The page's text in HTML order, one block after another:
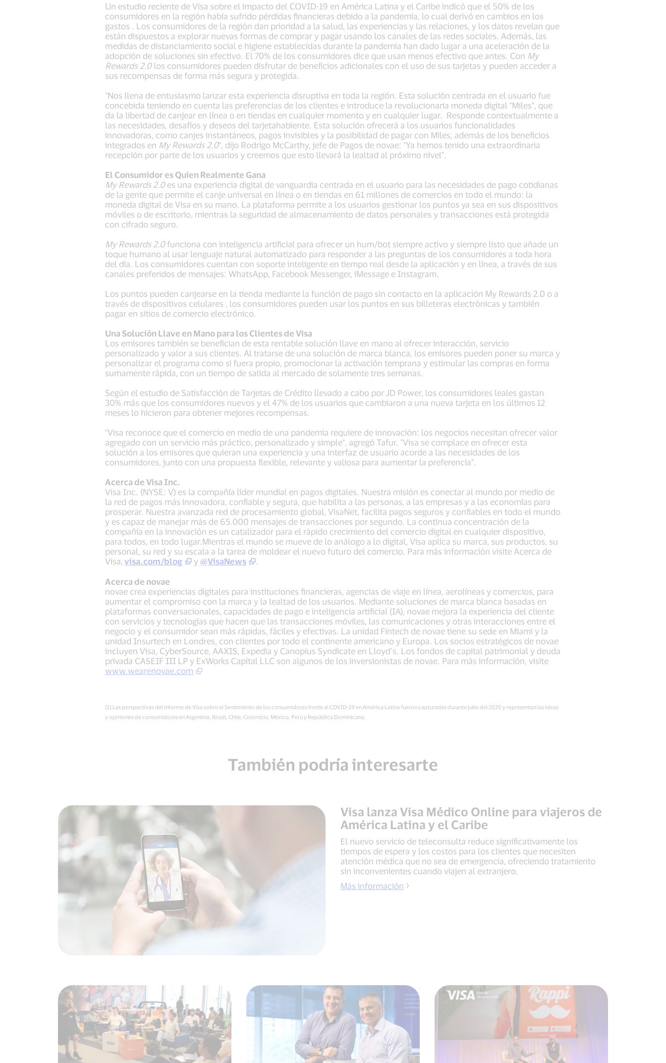
Un estudio reciente de Visa sobre el impacto del COVID-19 en América Latina y el Caribe indicó que el 50% de los
consumidores en la región había sufrido pérdidas financieras debido a la pandemia, lo cual derivó en cambios en los
gastos . Los consumidores de la región dan prioridad a la salud, las experiencias y las relaciones, y los datos revelan que
están dispuestos a explorar nuevas formas de comprar y pagar usando los canales de las redes sociales. Además, las
medidas de distanciamiento social e higiene establecidas durante la pandemia han dado lugar a una aceleración de la
adopción de soluciones sin efectivo. El 70% de los consumidores dice que usan menos efectivo que antes. Con My
Rewards 2.0los consumidores pueden disfrutar de beneficios adicionales con el uso de sus tarjetas y pueden acceder a
sus recompensas de forma más segura y protegida.
"Nos llena de entusiasmo lanzar esta experiencia disruptiva en toda la región. Esta solución centrada en el usuario fue
concebida teniendo en cuenta las preferencias de los clientes e introduce la revolucionaria moneda digital "Miles", que
da la libertad de canjear en línea o en tiendas en cualquier momento y en cualquier lugar. Responde contextualmente a
las necesidades, desafíos y deseos del tarjetahabiente. Esta solución ofrecerá a los usuarios funcionalidades
innovadoras, como canjes instantáneos, pagos invisibles y la posibilidad de pagar con Miles, además de los beneficios
integrados en My Rewards 2.0", dijo Rodrigo McCarthy, jefe de Pagos de novae: "Ya hemos tenido una extraordinaria
recepción por parte de los usuarios y creemos que esto llevará la lealtad al próximo nivel".
El Consumidor es Quien Realmente Gana
My Rewards 2.0 es una experiencia digital de vanguardia centrada en el usuario para las necesidades de pago cotidianas
de la gente que permite el canje universal en línea o en tiendas en 61 millones de comercios en todo el mundo: la
moneda digital de Visa en su mano. La plataforma permite a los usuarios gestionar los puntos ya sea en sus dispositivos
móviles o de escritorio, mientras la seguridad de almacenamiento de datos personales y transacciones está protegida
con cifrado seguro.
My Rewards 2.0funciona con inteligencia artificial para ofrecer un hum/bot siempre activo y siempre listo que añade un
toque humano al usar lenguaje natural automatizado para responder a las preguntas de los consumidores a toda hora
del día. Los consumidores cuentan con soporte inteligente en tiempo real desde la aplicación y en línea, a través de sus
canales preferidos de mensajes: WhatsApp, Facebook Messenger, iMessage e Instagram.
Los puntos pueden canjearse en la tienda mediante la función de pago sin contacto en la aplicación My Rewards 2.0 o a
través de dispositivos celulares , los consumidores pueden usar los puntos en sus billeteras electrónicas y también
pagar en sitios de comercio electrónico.
Una Solución Llave en Mano para los Clientes de Visa
Los emisores también se benefician de esta rentable solución llave en mano al ofrecer interacción, servicio
personalizado y valor a sus clientes. Al tratarse de una solución de marca blanca, los emisores pueden poner su marca y
personalizar el programa como si fuera propio, promocionar la activación temprana y estimular las compras en forma
sumamente rápida, con un tiempo de salida al mercado de solamente tres semanas.
Según el estudio de Satisfacción de Tarjetas de Crédito llevado a cabo por JD Power, los consumidores leales gastan
30% más que los consumidores nuevos y el 47% de los usuarios que cambiaron a una nueva tarjeta en los últimos 12
meses lo hicieron para obtener mejores recompensas.
"Visa reconoce que el comercio en medio de una pandemia requiere de innovación: los negocios necesitan ofrecer valor
agregado con un servicio más práctico, personalizado y simple", agregó Tafur. "Visa se complace en ofrecer esta
solución a los emisores que quieran una experiencia y una interfaz de usuario acorde a las necesidades de los
consumidores, junto con una propuesta flexible, relevante y valiosa para aumentar la preferencia".
Acerca de Visa Inc.
Visa Inc. (NYSE: V) es la compañía líder mundial en pagos digitales. Nuestra misión es conectar al mundo por medio de
la red de pagos más innovadora, confiable y segura, que habilita a las personas, a las empresas y a las economías para
prosperar. Nuestra avanzada red de procesamiento global, VisaNet, facilita pagos seguros y confiables en todo el mundo
y es capaz de manejar más de 65.000 mensajes de transacciones por segundo. La continua concentración de la
compañía en la innovación es un catalizador para el rápido crecimiento del comercio digital en cualquier dispositivo,
para todos, en todo lugar.Mientras el mundo se mueve de lo análogo a lo digital, Visa aplica su marca, sus productos, su
personal, su red y su escala a la tarea de moldear el nuevo futuro del comercio. Para más información visite Acerca de
Visa, visa.com/blog y @VisaNews
Acerca de novae
novae crea experiencias digitales para instituciones financieras, agencias de viaje en línea, aerolíneas y comercios, para
aumentar el compromiso con la marca y la lealtad de los usuarios. Mediante soluciones de marca blanca basadas en
plataformas conversacionales, capacidades de pago e inteligencia artificial (IA), novae mejora la experiencia del cliente
con servicios y tecnologías que hacen que las transacciones móviles, las comunicaciones y otras interacciones entre el
negocio y el consumidor sean más rápidas, fáciles y efectivas. La unidad Fintech de novae tiene su sede en Miami y la
unidad Insurtech en Londres, con clientes por todo el continente americano y Europa. Los socios estratégicos de novae
incluyen Visa, CyberSource, AAXIS, Expedia y Canopius Syndicate en Lloyd’s. Los fondos de capital patrimonial y deuda
privada CASEIF III LP y ExWorks Capital LLC son algunos de los inversionistas de novae. Para más información, visite
www.wearenovae.com
[1] Las perspectivas del informe de Visa sobre el Sentimiento de los consumidores frente al COVID-19 en América Latina fueron capturadas durante julio del 2020 y representan las ideas
y opiniones de consumidores en Argentina, Brasil, Chile, Colombia, México, Perú y República Dominicana.
También podría interesarte
Visa lanza Visa Médico Online para viajeros de
América Latina y el Caribe
El nuevo servicio de teleconsulta reduce significativamente los
tiempos de espera y los costos para los clientes que necesiten
atención médica que no sea de emergencia, ofreciendo tratamiento
sin inconvenientes cuando viajen al extranjero.
Más información